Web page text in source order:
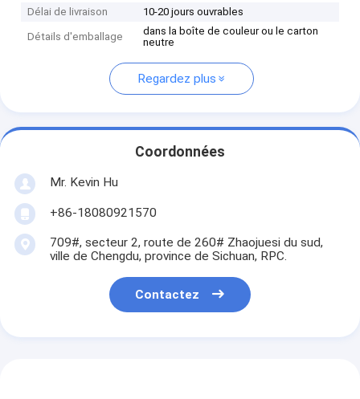
Délai de livraison 10-20 jours ouvrables
Détails d'emballage
dans la boîte de couleur ou le carton
neutre
Regardez plus
Coordonnées
Mr. Kevin Hu
+86-18080921570
709#, secteur 2, route de 260# Zhaojuesi du sud,
ville de Chengdu, province de Sichuan, RPC.
Contactez